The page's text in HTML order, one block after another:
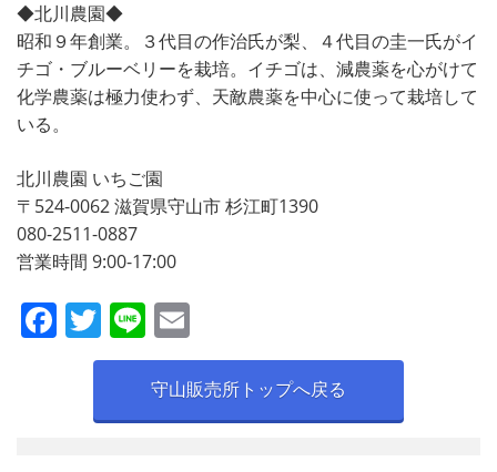
◆北川農園◆
昭和９年創業。３代目の作治氏が梨、４代目の圭一氏がイ
チゴ・ブルーベリーを栽培。イチゴは、減農薬を心がけて
化学農薬は極力使わず、天敵農薬を中心に使って栽培して
いる。
北川農園 いちご園
〒524-0062 滋賀県守山市 杉江町1390
080-2511-0887
営業時間 9:00-17:00
F T
w
er
Li
n
e
m
ai
l
守山販売所トップへ戻る